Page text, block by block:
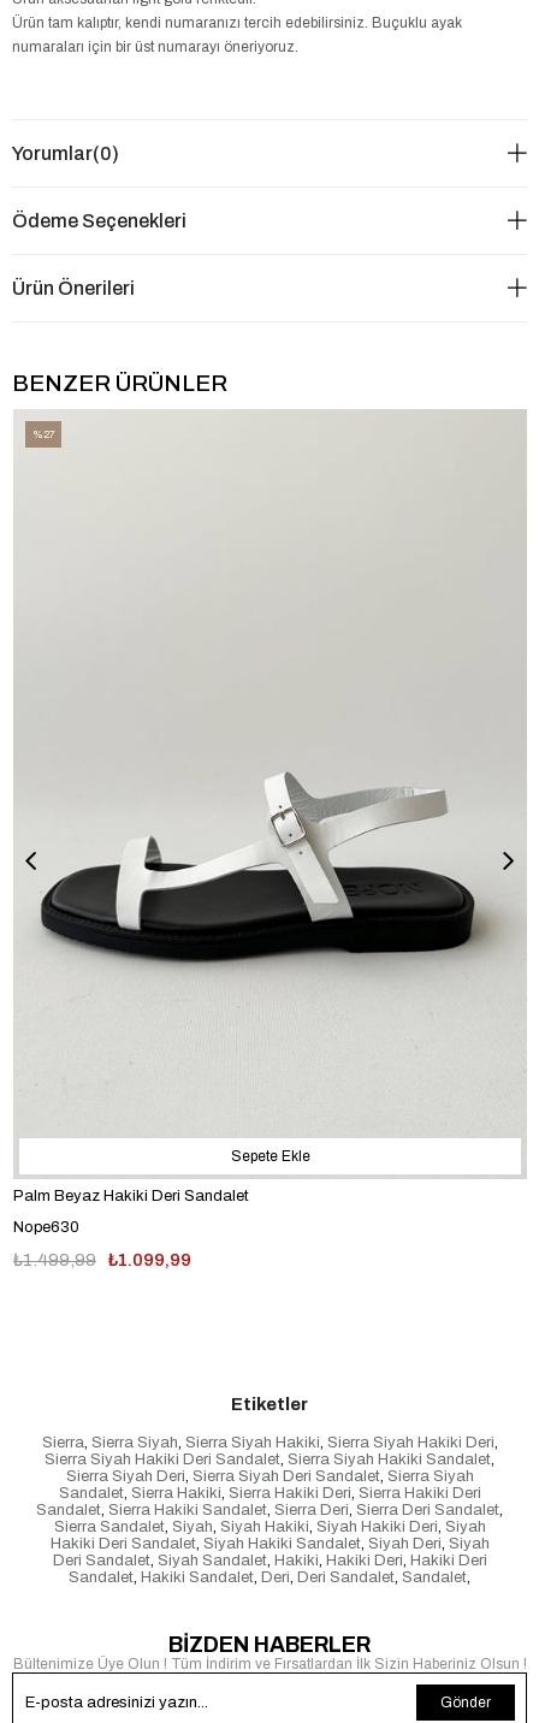
Ürün tam kalıptır, kendi numaranızı tercih edebilirsiniz. Buçuklu ayak
numaraları için bir üst numarayı öneriyoruz.
Yorumlar(0)
Ödeme Seçenekleri
Ürün Önerileri
BENZER ÜRÜNLER
Palm Beyaz Hakiki Deri Sandalet
Nope630
₺1.099,99
₺1.499,99
Sepete Ekle
%27
Etiketler
Sierra, Sierra Siyah, Sierra Siyah Hakiki, Sierra Siyah Hakiki Deri,
Sierra Siyah Hakiki Deri Sandalet, Sierra Siyah Hakiki Sandalet,
Sierra Siyah Deri, Sierra Siyah Deri Sandalet, Sierra Siyah
Sandalet, Sierra Hakiki, Sierra Hakiki Deri, Sierra Hakiki Deri
Sandalet, Sierra Hakiki Sandalet, Sierra Deri, Sierra Deri Sandalet,
Sierra Sandalet, Siyah, Siyah Hakiki, Siyah Hakiki Deri, Siyah
Hakiki Deri Sandalet, Siyah Hakiki Sandalet, Siyah Deri, Siyah
Deri Sandalet, Siyah Sandalet, Hakiki, Hakiki Deri, Hakiki Deri
Sandalet, Hakiki Sandalet, Deri, Deri Sandalet, Sandalet,
BİZDEN HABERLER
Bültenimize Üye Olun ! Tüm İndirim ve Fırsatlardan İlk Sizin Haberiniz Olsun !
Gönder